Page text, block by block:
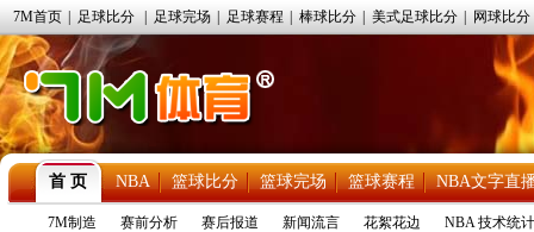
7M首页 足球比分 足球完场 足球赛程 棒球比分 美式足球比分 网球比分
首 页 NBA 篮球比分 篮球完场 篮球赛程 NBA文字直
7M制造 赛前分析 赛后报道 新闻流言 花絮花边 NBA 技术统计